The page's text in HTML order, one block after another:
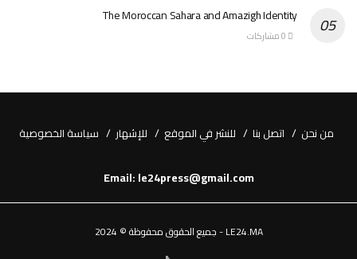
The Moroccan Sahara and Amazigh Identity
من نحن اتصل بنا للنشر في الموقع للإشهار سياسة الخصوصية
Email: le24press@gmail.com
LE24.MA - جميع الحقوق محفوظة © 2024